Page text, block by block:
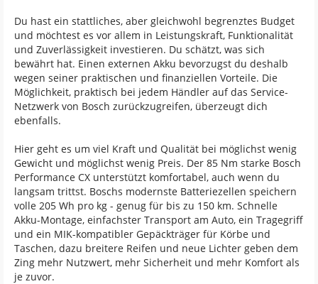
Du hast ein stattliches, aber gleichwohl begrenztes Budget
und möchtest es vor allem in Leistungskraft, Funktionalität
und Zuverlässigkeit investieren. Du schätzt, was sich
bewährt hat. Einen externen Akku bevorzugst du deshalb
wegen seiner praktischen und finanziellen Vorteile. Die
Möglichkeit, praktisch bei jedem Händler auf das Service-
Netzwerk von Bosch zurückzugreifen, überzeugt dich
ebenfalls.
Hier geht es um viel Kraft und Qualität bei möglichst wenig
Gewicht und möglichst wenig Preis. Der 85 Nm starke Bosch
Performance CX unterstützt komfortabel, auch wenn du
langsam trittst. Boschs modernste Batteriezellen speichern
volle 205 Wh pro kg - genug für bis zu 150 km. Schnelle
Akku-Montage, einfachster Transport am Auto, ein Tragegriff
und ein MIK-kompatibler Gepäckträger für Körbe und
Taschen, dazu breitere Reifen und neue Lichter geben dem
Zing mehr Nutzwert, mehr Sicherheit und mehr Komfort als
je zuvor.